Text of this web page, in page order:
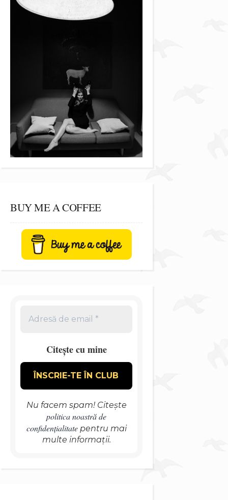
BUY ME A COFFEE
Citește cu mine
Nu facem spam! Citește
politica noastră de
confidențialitatepentru mai
multe informații.